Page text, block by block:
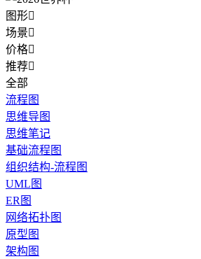
图形
场景
价格
推荐
全部
流程图
思维导图
思维笔记
基础流程图
组织结构-流程图
UML图
ER图
网络拓扑图
原型图
架构图